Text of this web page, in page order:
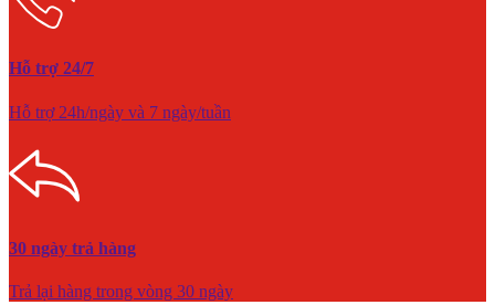
Hỗ trợ 24/7
Hỗ trợ 24h/ngày và 7 ngày/tuần
30 ngày trả hàng
Trả lại hàng trong vòng 30 ngày